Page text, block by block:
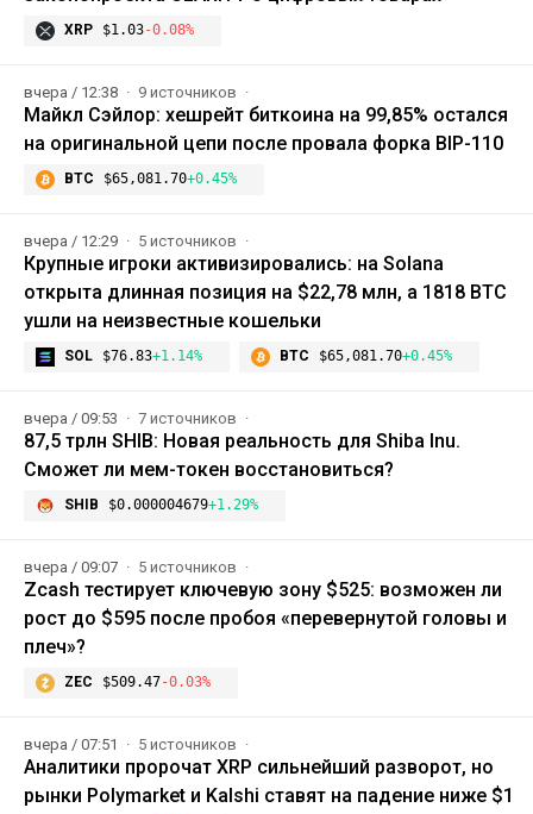
XRP $1.03-0.08%
вчера / 12:38 9 источников
Майкл Сэйлор: хешрейт биткоина на 99,85% остался
на оригинальной цепи после провала форка BIP-110
BTC $65,081.70+0.45%
вчера / 12:29 5 источников
Крупные игроки активизировались: на Solana
открыта длинная позиция на $22,78 млн, а 1818 BTC
ушли на неизвестные кошельки
SOL $76.83+1.14% BTC $65,081.70+0.45%
вчера / 09:53 7 источников
87,5 трлн SHIB: Новая реальность для Shiba Inu.
Сможет ли мем-токен восстановиться?
SHIB $0.000004679+1.29%
вчера / 09:07 5 источников
Zcash тестирует ключевую зону $525: возможен ли
рост до $595 после пробоя «перевернутой головы и
плеч»?
ZEC $509.47-0.03%
вчера / 07:51 5 источников
Аналитики пророчат XRP сильнейший разворот, но
рынки Polymarket и Kalshi ставят на падение ниже $1